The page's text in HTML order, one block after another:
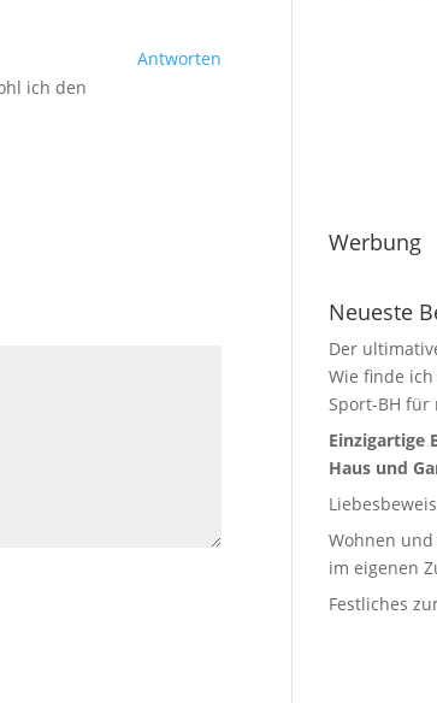
ich den
Antworten
Werbung
Neueste
Der
Wie finde
Sport-BH für
Einzigartige
Haus und
Wohnen
im eigenen
Festliches